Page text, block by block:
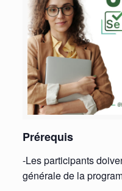
Prérequis
-Les participants
générale de la